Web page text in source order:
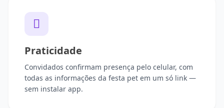
Praticidade
Convidados confirmam presença pelo celular, com
todas as informações da festa pet em um só link —
sem instalar app.